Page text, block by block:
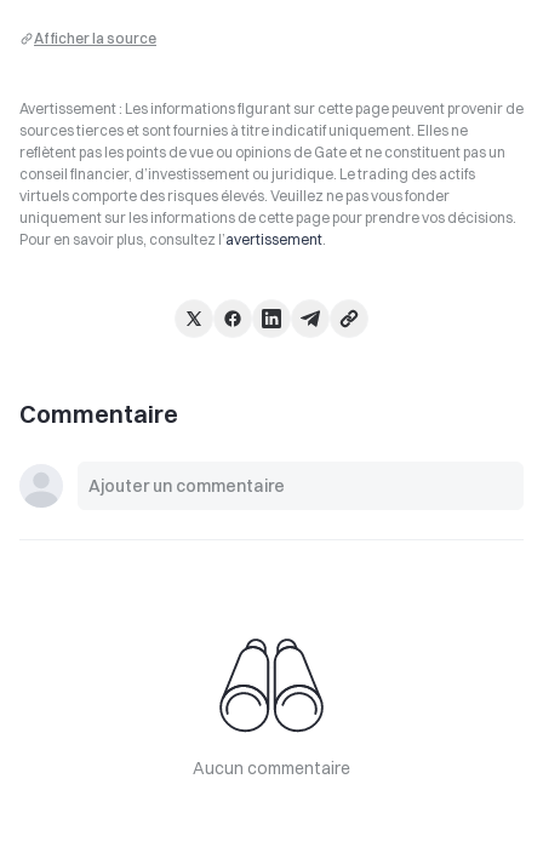
Afficher la source
Avertissement : Les informations figurant sur cette page peuvent provenir de
sources tierces et sont fournies à titre indicatif uniquement. Elles ne
reflètent pas les points de vue ou opinions de Gate et ne constituent pas un
conseil financier, d’investissement ou juridique. Le trading des actifs
virtuels comporte des risques élevés. Veuillez ne pas vous fonder
uniquement sur les informations de cette page pour prendre vos décisions.
Pour en savoir plus, consultez l’avertissement.
Commentaire
Aucun commentaire